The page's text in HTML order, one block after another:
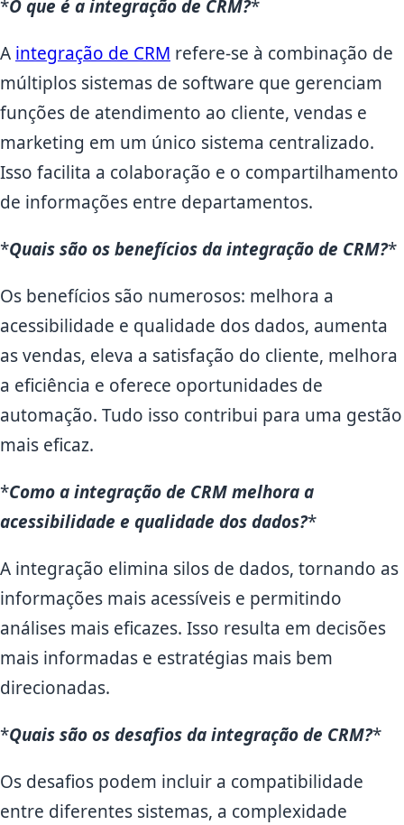
*O que é a integração de CRM?*
A integração de CRM refere-se à combinação de
múltiplos sistemas de software que gerenciam
funções de atendimento ao cliente, vendas e
marketing em um único sistema centralizado.
Isso facilita a colaboração e o compartilhamento
de informações entre departamentos.
*Quais são os benefícios da integração de CRM?*
Os benefícios são numerosos: melhora a
acessibilidade e qualidade dos dados, aumenta
as vendas, eleva a satisfação do cliente, melhora
a eficiência e oferece oportunidades de
automação. Tudo isso contribui para uma gestão
mais eficaz.
*Como a integração de CRM melhora a
acessibilidade e qualidade dos dados?*
A integração elimina silos de dados, tornando as
informações mais acessíveis e permitindo
análises mais eficazes. Isso resulta em decisões
mais informadas e estratégias mais bem
direcionadas.
*Quais são os desafios da integração de CRM?*
Os desafios podem incluir a compatibilidade
entre diferentes sistemas, a complexidade